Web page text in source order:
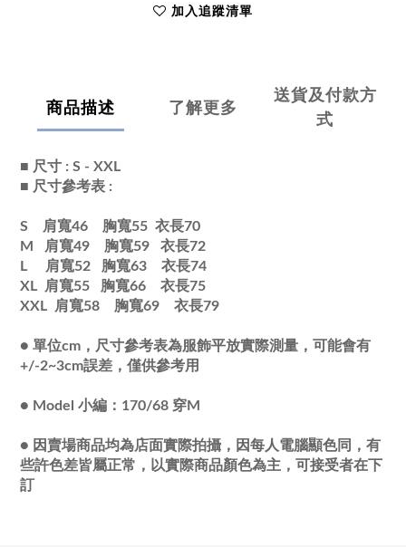
加入追蹤清單
商品描述 了解更多
送貨及付款方
式
■ 尺寸 : S - XXL
■ 尺寸參考表 :
S 肩寬46 胸寬55 衣長70
M 肩寬49 胸寬59 衣長72
L 肩寬52 胸寬63 衣長74
XL 肩寬55 胸寬66 衣長75
XXL 肩寬58 胸寬69 衣長79
● 單位cm，尺寸參考表為服飾平放實際測量，可能會有
+/-2~3cm誤差，僅供參考用
● Model 小編：170/68 穿M
● 因賣場商品均為店面實際拍攝，因每人電腦顯色同，有
些許色差皆屬正常，以實際商品顏色為主，可接受者在下
訂